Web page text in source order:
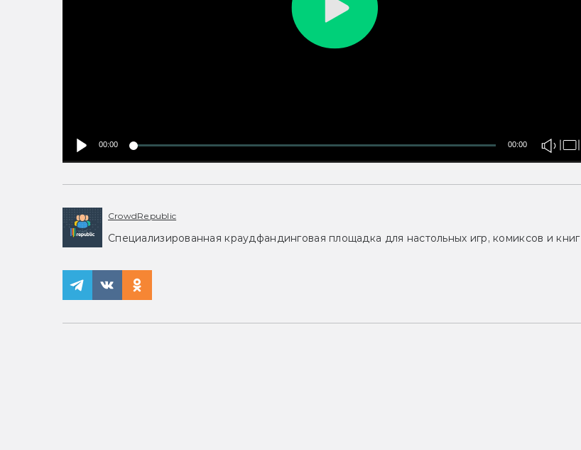
00:00 00:00
CrowdRepublic
Специализированная краудфандинговая площадка для настольных игр, комиксов и книг